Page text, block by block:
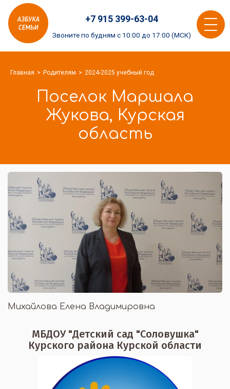
Азбука
семьи
logo
+7 915 399-63-04
Звоните по будням с 10:00 до 17:00 (МСК)
Toggle
Главная Родителям 2024-2025 учебный год
Поселок Маршала
Жукова, Курская
область
Михайлова Елена Владимировна
МБДОУ "Детский сад "Соловушка"
Курского района Курской области